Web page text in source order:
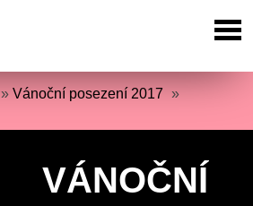
»Vánoční posezení 2017 »
VÁNOČNÍ